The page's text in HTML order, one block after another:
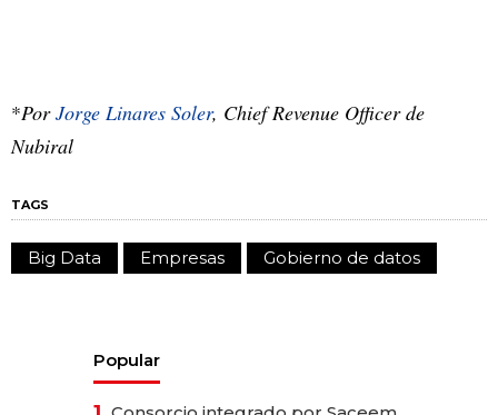
*PorJorge Linares Soler, Chief Revenue Officer de
Nubiral
TAGS
Big Data Empresas Gobierno de datos
Popular